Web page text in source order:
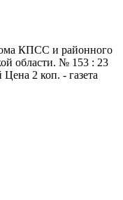
КПСС и районного
области. № 153 : 23
2 коп. - газета